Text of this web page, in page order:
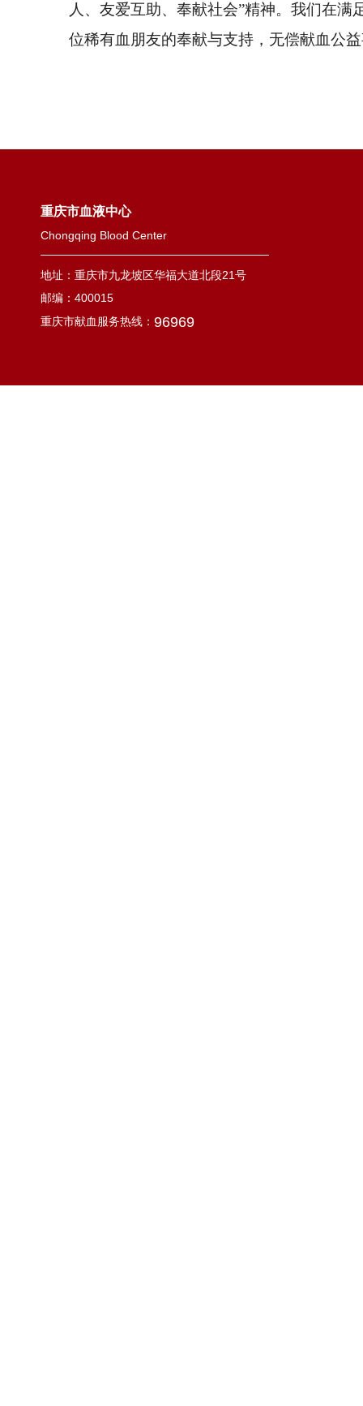
人、友爱互助、奉献社会”精神。我们在
位稀有血朋友的奉献与支持，无偿献血公
重庆市血液中心
Chongqing Blood Center
地址：重庆市九龙坡区华福大道北段21号
邮编：400015
重庆市献血服务热线： 96969